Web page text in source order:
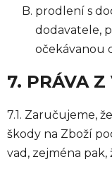
prodlení s
dodavatele,
očekávanou
7. PRÁVA
7.1. Zaručujeme,
škody na Zboží
vad, zejména pak,